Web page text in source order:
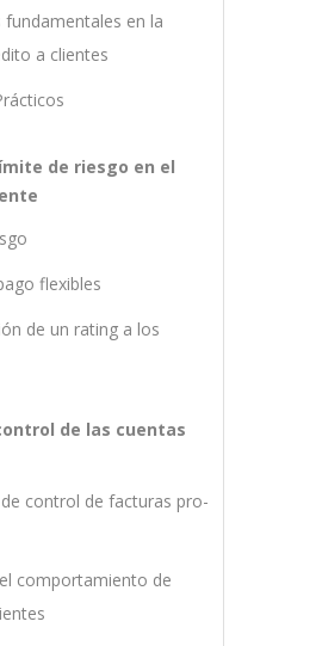
fundamentales en la
a clientes
de riesgo en el
flexibles
de un rating a los
de las cuentas
control de facturas pro-
comportamiento de